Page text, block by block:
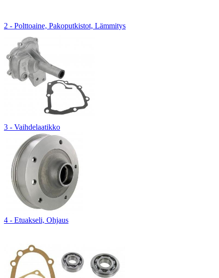
2 - Polttoaine, Pakoputkistot, Lämmitys
3 - Vaihdelaatikko
4 - Etuakseli, Ohjaus